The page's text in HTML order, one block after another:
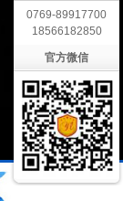
0769-89917700
18566182850
官方微信